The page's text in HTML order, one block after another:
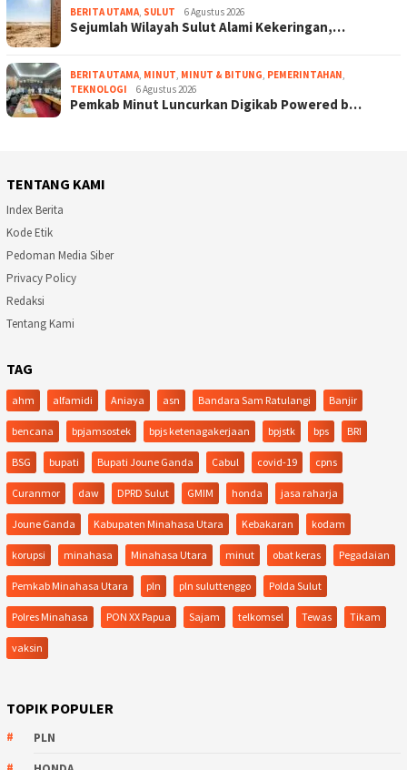
BERITA UTAMA, SULUT 6 Agustus 2026
Sejumlah Wilayah Sulut Alami Kekeringan,…
BERITA UTAMA, MINUT, MINUT & BITUNG, PEMERINTAHAN,
TEKNOLOGI
6 Agustus 2026
Pemkab Minut Luncurkan Digikab Powered b…
TENTANG KAMI
Index Berita
Kode Etik
Pedoman Media Siber
Privacy Policy
Redaksi
Tentang Kami
TAG
ahm alfamidi Aniaya asn Bandara Sam Ratulangi Banjir
bencana bpjamsostek bpjs ketenagakerjaan bpjstk bps BRI
BSG bupati Bupati Joune Ganda Cabul covid-19 cpns
Curanmor daw DPRD Sulut GMIM honda jasa raharja
Joune Ganda Kabupaten Minahasa Utara Kebakaran kodam
korupsi minahasa Minahasa Utara minut obat keras Pegadaian
Pemkab Minahasa Utara pln pln suluttenggo Polda Sulut
Polres Minahasa PON XX Papua Sajam telkomsel Tewas Tikam
vaksin
TOPIK POPULER
PLN